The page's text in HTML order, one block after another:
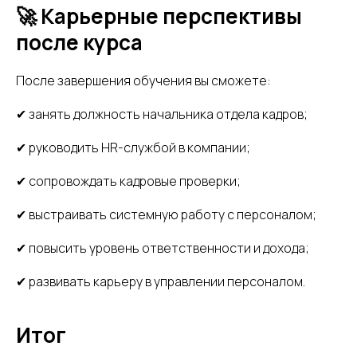
🚀 Карьерные перспективы
после курса
После завершения обучения вы сможете:
✔ занять должность начальника отдела кадров;
✔ руководить HR-службой в компании;
✔ сопровождать кадровые проверки;
✔ выстраивать системную работу с персоналом;
✔ повысить уровень ответственности и дохода;
✔ развивать карьеру в управлении персоналом.
Итог